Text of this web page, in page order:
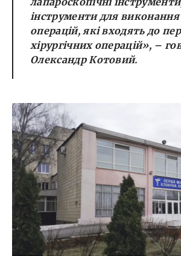
інструменти для
операцій, які входять до
хірургічних операцій», –
Олександр Котовий.